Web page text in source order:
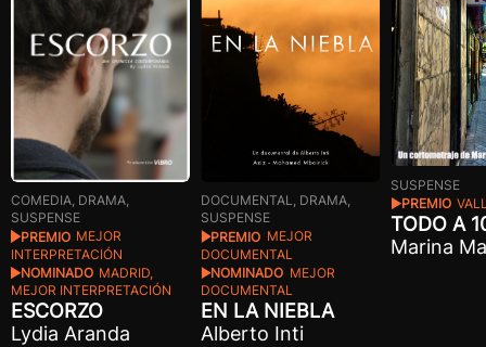
COMEDIA, DRAMA,
SUSPENSE
PREMIO MEJOR
INTERPRETACIÓN
NOMINADO MADRID,
MEJOR INTERPRETACIÓN
ESCORZO
Lydia Aranda
DOCUMENTAL, DRAMA,
SUSPENSE
PREMIO MEJOR
DOCUMENTAL
NOMINADO MEJOR
DOCUMENTAL
EN LA NIEBLA
Alberto Inti
SUSPENSE
PREMIO
TODO A
Marina